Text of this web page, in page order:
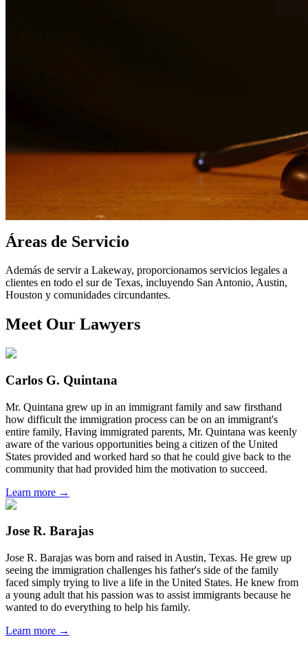
Enfrentar cargos penales puede tener consecuencias que cambian la
vida. Nuestros abogados experimentados en defensa criminal
brindan representación agresiva para una amplia gama de cargos que
incluyen DWI, delitos de drogas, asalto, robo y más. Luchamos para
proteger sus derechos, libertad y futuro.
Áreas de Servicio
Además de servir a Lakeway, proporcionamos servicios legales a
clientes en todo el sur de Texas, incluyendo San Antonio, Austin,
Houston y comunidades circundantes.
Meet Our Lawyers
Carlos G. Quintana
Mr. Quintana grew up in an immigrant family and saw firsthand
how difficult the immigration process can be on an immigrant's
entire family, Having immigrated parents, Mr. Quintana was keenly
aware of the various opportunities being a citizen of the United
States provided and worked hard so that he could give back to the
community that had provided him the motivation to succeed.
Learn more →
Jose R. Barajas
Jose R. Barajas was born and raised in Austin, Texas. He grew up
seeing the immigration challenges his father's side of the family
faced simply trying to live a life in the United States. He knew from
a young adult that his passion was to assist immigrants because he
wanted to do everything to help his family.
Learn more →